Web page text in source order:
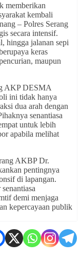
memberikan
kembali
– Polres Serang
secara intensif.
hingga jalanan sepi
keras
maupun
AKP DESMA
ini tidak hanya
dua arah dengan
senantiasa
untuk lebih
apabila melihat
AKBP Dr.
pentingnya
di lapangan.
demi menjaga
kepercayaan publik